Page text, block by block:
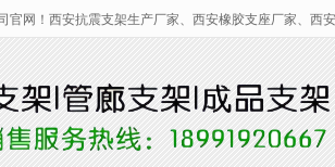
器版本过低导致无法获得最佳浏览体验
官网！西安抗震支架生产厂家、西安橡胶支座厂家、